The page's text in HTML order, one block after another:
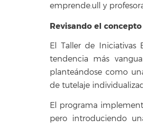
emprende.ull y
Revisando el concepto
El Taller de Iniciativas
tendencia más
planteándose como
de tutelaje
El programa
pero introduciendo